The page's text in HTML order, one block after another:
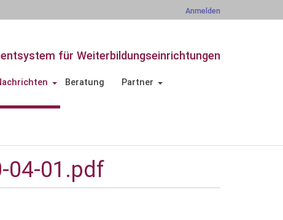
Anmelden
für Weiterbildungseinrichtungen
Beratung Partner
04-01.pdf